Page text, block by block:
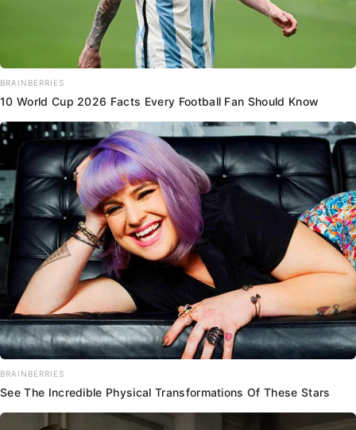
BRAINBERRIES
10 World Cup 2026 Facts Every Football Fan Should Know
BRAINBERRIES
See The Incredible Physical Transformations Of These Stars